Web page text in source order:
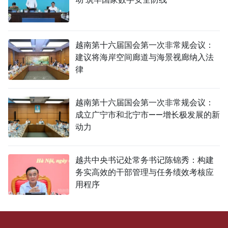
越南第十六届国会第一次非常规会议：
建议将海岸空间廊道与海景视廊纳入法
律
越南第十六届国会第一次非常规会议：
成立广宁市和北宁市——增长极发展的新
动力
越共中央书记处常务书记陈锦秀：构建
务实高效的干部管理与任务绩效考核应
用程序